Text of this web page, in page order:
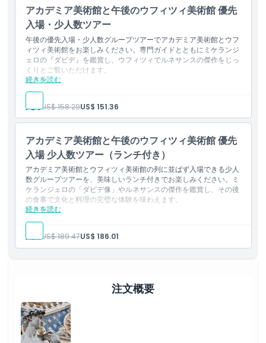
注意事項
場所
行き方
引換方法
キャンセルポリシー
アカデミア美術館への入場（事前予約手数料込み、入場保証お
よび一般入場列のスキップ）
オーディオガイド
集合場所でのスタッフサポートとその場でのチケット引き換え
サービス
ご注意事項
音声解説は英語／スペイン語／ドイツ語／フランス語／イタリ
ア語で利用可能です
アカデミア美術館と午後のウフィツィ美術館 優先
入場・少人数ツアー
午後の優先入場・少人数グループツアーでアカデミア美術館とウフ
ィツィ美術館をお楽しみください。専門ガイドとともにミケランジ
ェロの『ダビデ』を鑑賞し、ウフィツィでルネサンスの傑作をじっ
くりとご覧いただけます。
続きを読む
所在地
ウフィツィ美術館ツアーは、カフ・ツアー＆トラベル代理店で
引き換えてください
カフ・ツアー＆トラベル代理店の住所：
ヴィア・デイ・タヴォリーニ, 15r, 50122, フィレンツェ
含まれないもの
ホテルの送迎（ピックアップおよびドロップオフ）
その他の個人的な費用
昼食
含まれるもの
ウフィツィ美術館の優先入場チケット
アカデミア美術館の優先入場チケット
英語ガイド
集合場所でのカフスタッフによるサポートと、チケット即時引
換サービス
イヤホン
新情報をご確認ください
大人:US$ 158.29US$ 151.36
アカデミア美術館と午後のウフィツィ美術館 優先
入場 少人数ツアー（ランチ付き）
アカデミア美術館とウフィツィ美術館の列に並ばず入場できる少人
数グループツアーを、美味しいランチ付きでお楽しみください。ミ
ケランジェロの「ダビデ像」やルネサンスの傑作を鑑賞し、その後
の食事で文化と料理の完璧な体験を味わえます。
続きを読む
除外事項
ホテル送迎
その他の個人的費用
チップおよび心付け
アカデミア美術館の優先入場チケット
昼食
カフのスタッフによる集合場所でのサポートとチケット即時引
換サービス
イヤホン
大人: US$ 189.47US$ 186.01
注文概要